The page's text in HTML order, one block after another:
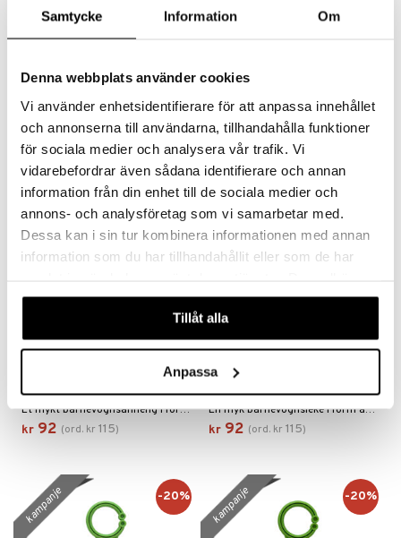
Samtycke Information Om
Denna webbplats använder cookies
Vi använder enhetsidentifierare för att anpassa innehållet
och annonserna till användarna, tillhandahålla funktioner
för sociala medier och analysera vår trafik. Vi
vidarebefordrar även sådana identifierare och annan
information från din enhet till de sociala medier och
annons- och analysföretag som vi samarbetar med.
Dessa kan i sin tur kombinera informationen med annan
information som du har tillhandahållit eller som de har
våra cookies vid fortsatt användande av vår webbplats.
Tillåt alla
Anpassa
BABBLARNA
Overvåke
BABBLARNA
kr 68 (ord.kr85)
Babblarna Barnevognsleke
BABBLARNA
Et mykt barnevognsanheng i form av Babba.
kr 92 (ord. kr115)
kampanje -20%
Bobbo
BABBLARNA
En myk barnevognsleke i form av Bobbo.
kr 92 (ord. kr115)
kampanje -20%
kampanje -20% kampanje -20%